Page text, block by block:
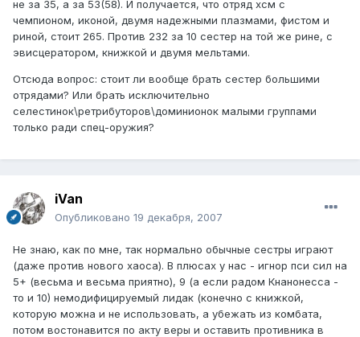
не за 35, а за 53(58). И получается, что отряд хсм с
чемпионом, иконой, двумя надежными плазмами, фистом и
риной, стоит 265. Против 232 за 10 сестер на той же рине, с
эвисцератором, книжкой и двумя мельтами.
Отсюда вопрос: стоит ли вообще брать сестер большими
отрядами? Или брать исключительно
селестинок\ретрибуторов\доминионок малыми группами
только ради спец-оружия?
iVan
Опубликовано 19 декабря, 2007
Не знаю, как по мне, так нормально обычные сестры играют
(даже против нового хаоса). В плюсах у нас - игнор пси сил на
5+ (весьма и весьма приятно), 9 (а если радом Кнанонесса -
то и 10) немодифицируемый лидак (конечно с книжкой,
которую можна и не использовать, а убежать из комбата,
потом востонавится по акту веры и оставить противника в